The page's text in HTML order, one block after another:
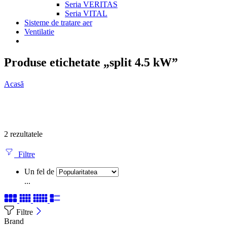
Seria VERITAS
Seria VITAL
Sisteme de tratare aer
Ventilatie
Produse etichetate „split 4.5 kW”
Acasă
2 rezultatele
Filtre
Un fel de
...
Filtre
Brand